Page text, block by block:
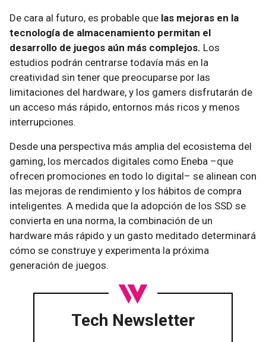
De cara al futuro, es probable que las mejoras en la
tecnología de almacenamiento permitan el
desarrollo de juegos aún más complejos. Los
estudios podrán centrarse todavía más en la
creatividad sin tener que preocuparse por las
limitaciones del hardware, y los gamers disfrutarán de
un acceso más rápido, entornos más ricos y menos
interrupciones.
Desde una perspectiva más amplia del ecosistema del
gaming, los mercados digitales como Eneba –que
ofrecen promociones en todo lo digital– se alinean con
las mejoras de rendimiento y los hábitos de compra
inteligentes. A medida que la adopción de los SSD se
convierta en una norma, la combinación de un
hardware más rápido y un gasto meditado determinará
cómo se construye y experimenta la próxima
generación de juegos.
Tech Newsletter